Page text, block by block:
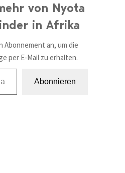
von Nyota
in Afrika
Abonnement an, um die
per E-Mail zu erhalten.
Abonnieren